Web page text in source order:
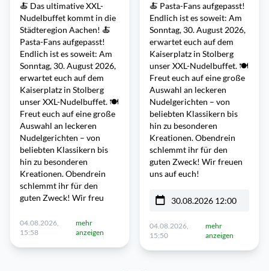
🍝 Das ultimative XXL-
Nudelbuffet kommt in die
Städteregion Aachen! 🍝
Pasta-Fans aufgepasst!
Endlich ist es soweit: Am
Sonntag, 30. August 2026,
erwartet euch auf dem
Kaiserplatz in Stolberg
unser XXL-Nudelbuffet. 🍽️
Freut euch auf eine große
Auswahl an leckeren
Nudelgerichten – von
beliebten Klassikern bis
hin zu besonderen
Kreationen. Obendrein
schlemmt ihr für den
guten Zweck! Wir freu
04.08.2026,
15:58
mehr
anzeigen
🍝 Pasta-Fans aufgepasst!
Endlich ist es soweit: Am
Sonntag, 30. August 2026,
erwartet euch auf dem
Kaiserplatz in Stolberg
unser XXL-Nudelbuffet. 🍽️
Freut euch auf eine große
Auswahl an leckeren
Nudelgerichten – von
beliebten Klassikern bis
hin zu besonderen
Kreationen. Obendrein
schlemmt ihr für den
guten Zweck! Wir freuen
uns auf euch!
30.08.2026 12:00
04.08.2026,
15:50
mehr
anzeigen